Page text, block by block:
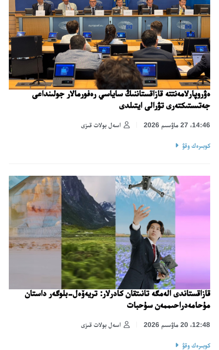
ەۋروپارلامەنتتە قازاقستاننىڭ ساياسي رەفورمالار جولىنداعى
جەتىستىكتەرى تۋرالى ايتىلدى
اسەل بولات قىزى 14:46، 27 ماۋسىم 2026
كوبىرەك وقۋ
قازاقستاندى الەمگە تانىتقان كادرلار: تريەۆەل-بلوگەر داستان
مۇحامەدراحىممەن سۇحبات
اسەل بولات قىزى 12:48، 20 ماۋسىم 2026
كوبىرەك وقۋ